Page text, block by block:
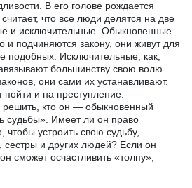
В его голове рождается
что все люди делятся на две
и исключительные. Обыкновенные
и подчиняются закону, они живут для
подобных. Исключительные, как,
большинству свою волю.
они сами их устанавливают.
и на преступление.
решить, кто он — обыкновенный
судьбы». Имеет ли он право
чтобы устроить свою судьбу,
сестры и других людей? Если он
сможет осчастливить «толпу»,